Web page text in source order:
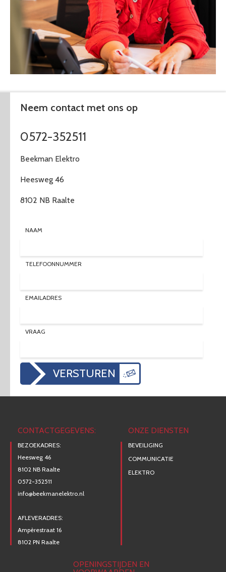
Neem contact met ons op
0572-352511
Beekman Elektro
Heesweg 46
8102 NB Raalte
NAAM
TELEFOONNUMMER
EMAILADRES
VRAAG
VERSTUREN
CONTACTGEGEVENS:
BEZOEKADRES:
Heesweg 46
8102 NB Raalte
0572-352511
info@beekmanelektro.nl
AFLEVERADRES:
Ampèrestraat 16
8102 PN Raalte
ONZE DIENSTEN
BEVEILIGING
COMMUNICATIE
ELEKTRO
OPENINGSTIJDEN EN